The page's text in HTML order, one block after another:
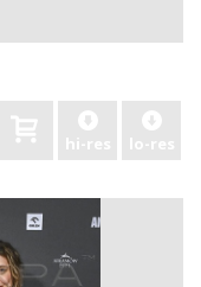
hi-res lo-res